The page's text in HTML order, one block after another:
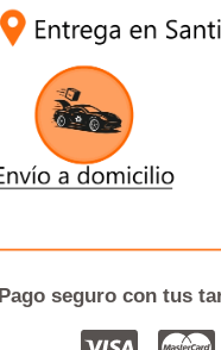
Pago seguro con tus